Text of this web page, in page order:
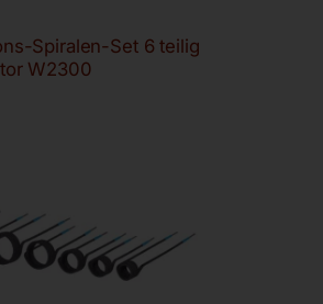
Spiralen-Set 6 teilig
W2300